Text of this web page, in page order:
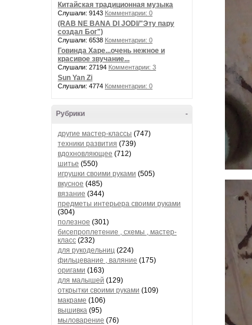
Китайская традиционная музыка
Слушали: 9143 Комментарии: 0
(RAB NE BANA DI JODI/"Эту пару
создал Бог")
Слушали: 6538 Комментарии: 0
Говинда Харе...очень нежное и
красивое звучание...
Слушали: 27194 Комментарии: 3
Sun Yan Zi
Слушали: 4774 Комментарии: 0
-
Рубрики
другие мастер-классы (747)
техники развития (739)
вдохновляющее (712)
шитье (550)
игрушки своими руками (505)
вкусное (485)
вязание (344)
предметы интерьера своими руками
(304)
полезное (301)
бисепроплетение , схемы , мастер-
класс (232)
для рукодельниц (224)
фильцевание , валяние (175)
оригами (163)
для малышей (129)
открытки своими руками (109)
макраме (106)
вышивка (95)
мыловарение (76)